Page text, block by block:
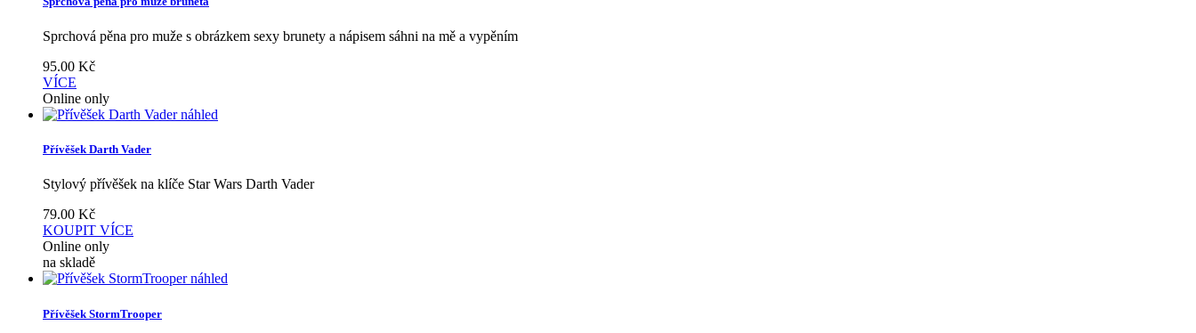
Sprchová pěna pro muže s obrázkem sexy brunety a nápisem sáhni na mě a vypěním
95.00 Kč
VÍCE
Online only
náhled
Přívěšek Darth Vader
Stylový přívěšek na klíče Star Wars Darth Vader
79.00 Kč
KOUPIT VÍCE
Online only
na skladě
náhled
Přívěšek StormTrooper